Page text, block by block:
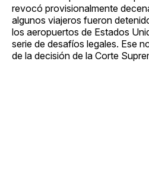
revocó provisionalmente
algunos viajeros fueron
los aeropuertos de Estados
serie de desafíos legales. Ese
de la decisión de la Corte